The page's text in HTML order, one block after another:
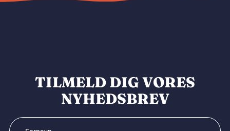
TILMELD DIG VORES
NYHEDSBREV